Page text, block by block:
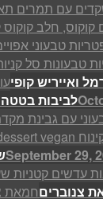
ואייריש קופי
לביבות בטטה
September 29,
צנוברים